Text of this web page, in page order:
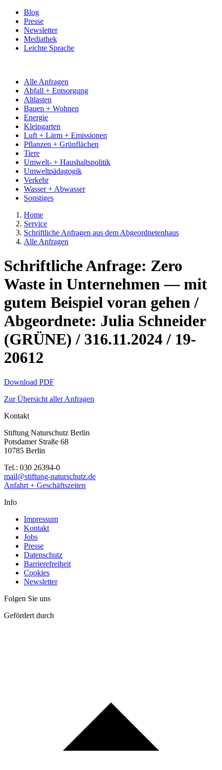
Blog
Presse
Newsletter
Mediathek
Leichte Sprache
Alle Anfragen
Abfall + Entsorgung
Altlasten
Bauen + Wohnen
Energie
Kleingarten
Luft + Lärm + Emissionen
Pflanzen + Grünflächen
Tiere
Umwelt- + Haushaltspolitik
Umweltpädagogik
Verkehr
Wasser + Abwasser
Sonstiges
Home
Service
Schriftliche Anfragen aus dem Abgeordnetenhaus
Alle Anfragen
Schriftliche Anfrage: Zero
Waste in Unternehmen — mit
gutem Beispiel voran gehen /
Abgeordnete: Julia Schneider
(GRÜNE) / 316.11.2024 / 19-
20612
Download PDF
Zur Übersicht aller Anfragen
Kontakt
Stiftung Naturschutz Berlin
Potsdamer Straße 68
10785 Berlin
Tel.: 030 26394-0
mail@stiftung-naturschutz.de
Anfahrt + Geschäftszeiten
Info
Impressum
Kontakt
Jobs
Presse
Datenschutz
Barrierefreiheit
Cookies
Newsletter
Folgen Sie uns
Gefördert durch